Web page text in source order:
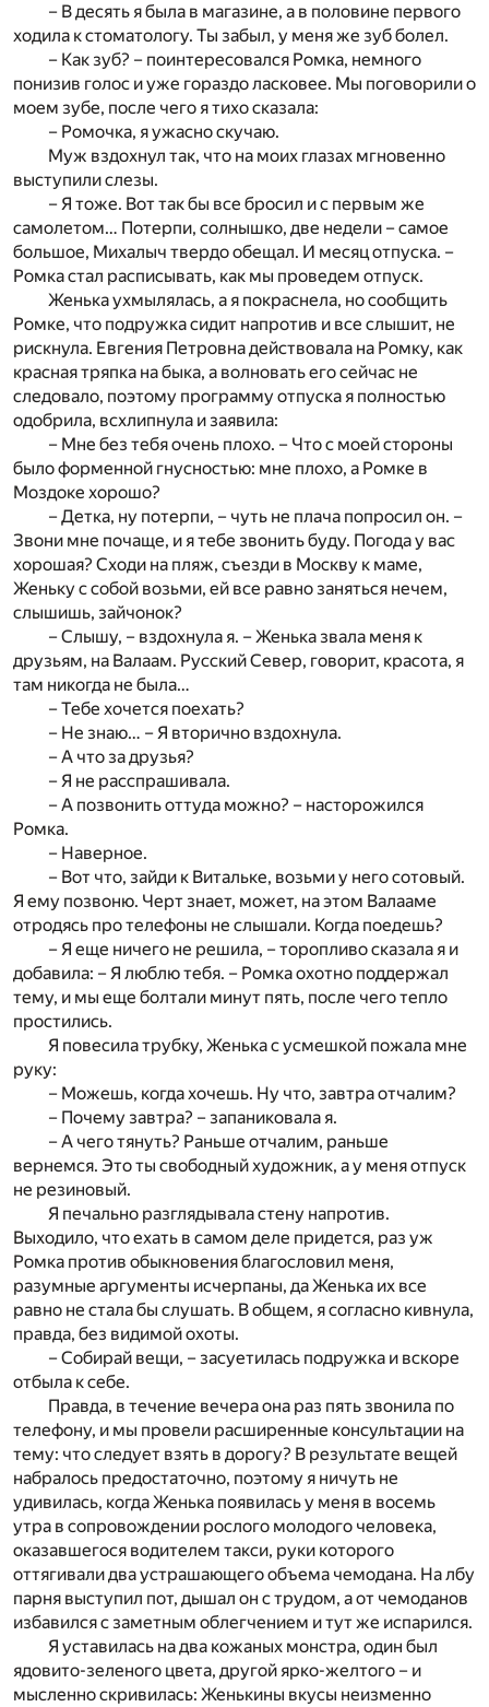
– В десять я была в магазине, а в половине первого
ходила к стоматологу. Ты забыл, у меня же зуб болел.
– Как зуб? – поинтересовался Ромка, немного
понизив голос и уже гораздо ласковее. Мы поговорили о
моем зубе, после чего я тихо сказала:
– Ромочка, я ужасно скучаю.
Муж вздохнул так, что на моих глазах мгновенно
выступили слезы.
– Я тоже. Вот так бы все бросил и с первым же
самолетом… Потерпи, солнышко, две недели – самое
большое, Михалыч твердо обещал. И месяц отпуска. –
Ромка стал расписывать, как мы проведем отпуск.
Женька ухмылялась, а я покраснела, но сообщить
Ромке, что подружка сидит напротив и все слышит, не
рискнула. Евгения Петровна действовала на Ромку, как
красная тряпка на быка, а волновать его сейчас не
следовало, поэтому программу отпуска я полностью
одобрила, всхлипнула и заявила:
– Мне без тебя очень плохо. – Что с моей стороны
было форменной гнусностью: мне плохо, а Ромке в
Моздоке хорошо?
– Детка, ну потерпи, – чуть не плача попросил он. –
Звони мне почаще, и я тебе звонить буду. Погода у вас
хорошая? Сходи на пляж, съезди в Москву к маме,
Женьку с собой возьми, ей все равно заняться нечем,
слышишь, зайчонок?
– Слышу, – вздохнула я. – Женька звала меня к
друзьям, на Валаам. Русский Север, говорит, красота, я
там никогда не была…
– Тебе хочется поехать?
– Не знаю… – Я вторично вздохнула.
– А что за друзья?
– Я не расспрашивала.
– А позвонить оттуда можно? – насторожился
Ромка.
– Наверное.
– Вот что, зайди к Витальке, возьми у него сотовый.
Я ему позвоню. Черт знает, может, на этом Валааме
отродясь про телефоны не слышали. Когда поедешь?
– Я еще ничего не решила, – торопливо сказала я и
добавила: – Я люблю тебя. – Ромка охотно поддержал
тему, и мы еще болтали минут пять, после чего тепло
простились.
Я повесила трубку, Женька с усмешкой пожала мне
руку:
– Можешь, когда хочешь. Ну что, завтра отчалим?
– Почему завтра? – запаниковала я.
– А чего тянуть? Раньше отчалим, раньше
вернемся. Это ты свободный художник, а у меня отпуск
не резиновый.
Я печально разглядывала стену напротив.
Выходило, что ехать в самом деле придется, раз уж
Ромка против обыкновения благословил меня,
разумные аргументы исчерпаны, да Женька их все
равно не стала бы слушать. В общем, я согласно кивнула,
правда, без видимой охоты.
– Собирай вещи, – засуетилась подружка и вскоре
отбыла к себе.
Правда, в течение вечера она раз пять звонила по
телефону, и мы провели расширенные консультации на
тему: что следует взять в дорогу? В результате вещей
набралось предостаточно, поэтому я ничуть не
удивилась, когда Женька появилась у меня в восемь
утра в сопровождении рослого молодого человека,
оказавшегося водителем такси, руки которого
оттягивали два устрашающего объема чемодана. На лбу
парня выступил пот, дышал он с трудом, а от чемоданов
избавился с заметным облегчением и тут же испарился.
Я уставилась на два кожаных монстра, один был
ядовито-зеленого цвета, другой ярко-желтого – и
мысленно скривилась: Женькины вкусы неизменно